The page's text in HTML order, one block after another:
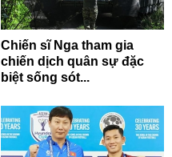
Chiến sĩ Nga tham gia
chiến dịch quân sự đặc
biệt sống sót...